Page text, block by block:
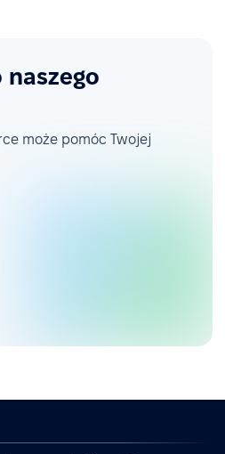
naszego
może pomóc Twojej